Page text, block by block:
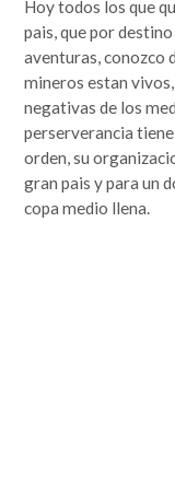
que se lo mire, era un mundo más
la llegada de la información era
SEGUIME
Hoy todos los que
pais, que por
aventuras, conozco
mineros estan
negativas de los
perserverancia
orden, su
gran pais y para un
copa medio llena.